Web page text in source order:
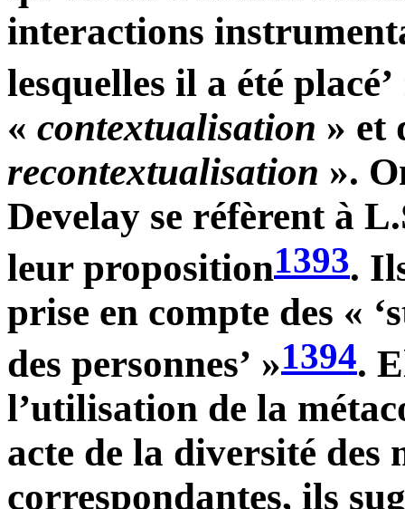
interactions
lesquelles il a été placé’
« contextualisation » et
recontextualisation ».
Develay se réfèrent à
leur proposition1393.
prise en compte des «
des personnes’ »1394.
l’utilisation de la
acte de la diversité des
correspondantes, ils